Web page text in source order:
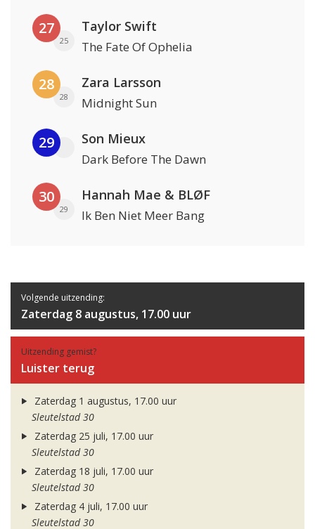
27
25
Taylor Swift
The Fate Of Ophelia
28
28
Zara Larsson
Midnight Sun
29 Son Mieux
Dark Before The Dawn
30
29
Hannah Mae & BLØF
Ik Ben Niet Meer Bang
Volgende uitzending:
Zaterdag 8 augustus, 17.00 uur
Uitzending gemist?
Luister terug
Zaterdag 1 augustus, 17.00 uur
Sleutelstad 30
Zaterdag 25 juli, 17.00 uur
Sleutelstad 30
Zaterdag 18 juli, 17.00 uur
Sleutelstad 30
Zaterdag 4 juli, 17.00 uur
Sleutelstad 30